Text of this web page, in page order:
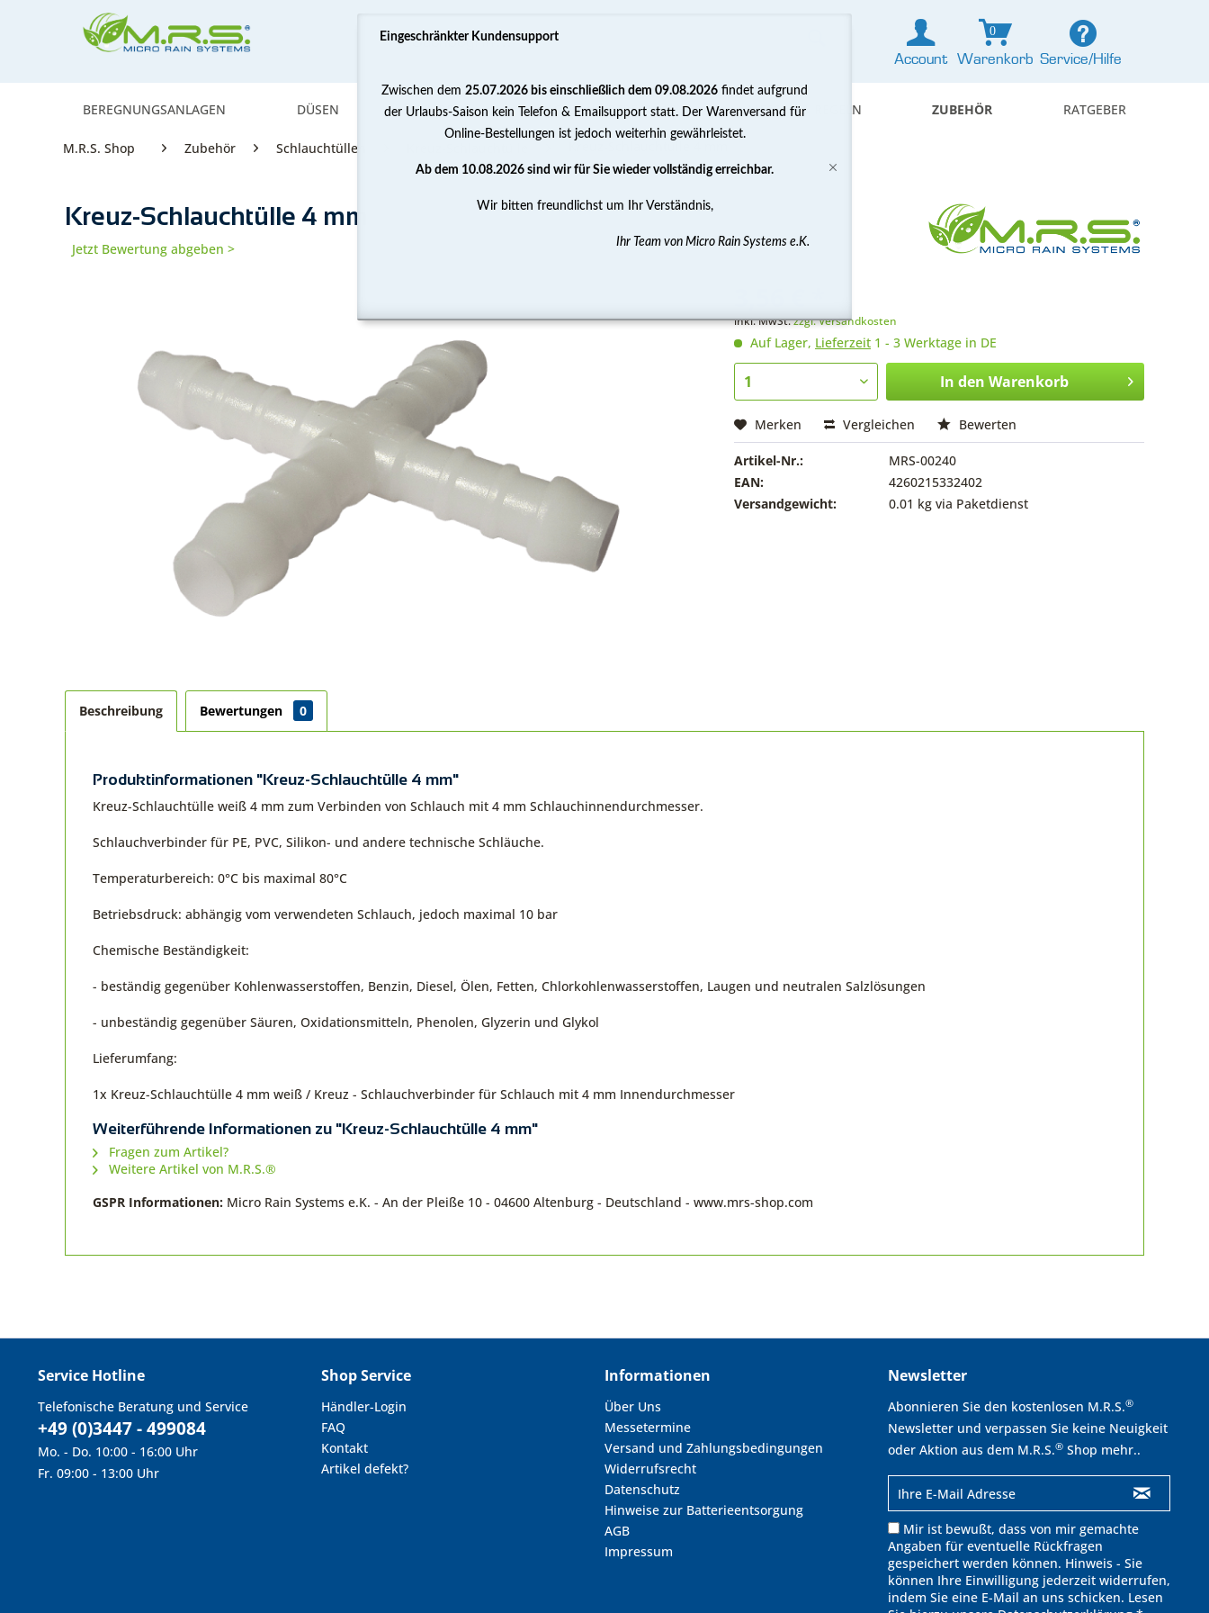
Service/Hilfe
Account
0
Warenkorb
BEREGNUNGSANLAGEN DÜSEN PUMPEN WASSERAUFBEREITUNG MESSEN & REGELN ZUBEHÖR RATGEBER
M.R.S. Shop Zubehör Schlauchtüllen Kreuz-Schlauchtülle 4 mm
Kreuz-Schlauchtülle 4 mm
Jetzt Bewertung abgeben >
inkl. MwSt.zzgl. Versandkosten
Auf Lager, Lieferzeit 1 - 3 Werktage in DE
In den Warenkorb
Merken Vergleichen Bewerten
Artikel-Nr.:
MRS-00240
EAN:
4260215332402
Versandgewicht:
0.01 kg via Paketdienst
Beschreibung Bewertungen 0
Produktinformationen "Kreuz-Schlauchtülle 4 mm"
Kreuz-Schlauchtülle weiß 4 mm zum Verbinden von Schlauch mit 4 mm Schlauchinnendurchmesser.
Schlauchverbinder für PE, PVC, Silikon- und andere technische Schläuche.
Temperaturbereich: 0°C bis maximal 80°C
Betriebsdruck: abhängig vom verwendeten Schlauch, jedoch maximal 10 bar
Chemische Beständigkeit:
- beständig gegenüber Kohlenwasserstoffen, Benzin, Diesel, Ölen, Fetten, Chlorkohlenwasserstoffen, Laugen und neutralen Salzlösungen
- unbeständig gegenüber Säuren, Oxidationsmitteln, Phenolen, Glyzerin und Glykol
Lieferumfang:
1x Kreuz-Schlauchtülle 4 mm weiß / Kreuz - Schlauchverbinder für Schlauch mit 4 mm Innendurchmesser
Weiterführende Informationen zu "Kreuz-Schlauchtülle 4 mm"
Fragen zum Artikel?
Weitere Artikel von M.R.S.®
GSPR Informationen: Micro Rain Systems e.K. - An der Pleiße 10 - 04600 Altenburg - Deutschland - www.mrs-shop.com
Service Hotline
Telefonische Beratung und Service
+49 (0)3447 - 499084
Mo. - Do. 10:00 - 16:00 Uhr
Fr. 09:00 - 13:00 Uhr
Shop Service
Händler-Login
FAQ
Kontakt
Artikel defekt?
Informationen
Über Uns
Messetermine
Versand und Zahlungsbedingungen
Widerrufsrecht
Datenschutz
Hinweise zur Batterieentsorgung
AGB
Impressum
Newsletter
Abonnieren Sie den kostenlosen M.R.S.®
Newsletter und verpassen Sie keine Neuigkeit
oder Aktion aus dem M.R.S.® Shop mehr..
Mir ist bewußt, dass von mir gemachte
Angaben für eventuelle Rückfragen
gespeichert werden können. Hinweis - Sie
können Ihre Einwilligung jederzeit widerrufen,
indem Sie eine E-Mail an uns schicken. Lesen
Eingeschränkter Kundensupport
Zwischen dem 25.07.2026 bis einschließlich dem 09.08.2026 findet aufgrund
der Urlaubs-Saison kein Telefon & Emailsupport statt. Der Warenversand für
Online-Bestellungen ist jedoch weiterhin gewährleistet.
Ab dem 10.08.2026 sind wir für Sie wieder vollständig erreichbar.
Wir bitten freundlichst um Ihr Verständnis,
Ihr Team von Micro Rain Systems e.K.